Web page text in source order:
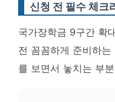
신청 전 필수 체크
국가장학금 9구간 확
전 꼼꼼하게 준비하
를 보면서 놓치는 부